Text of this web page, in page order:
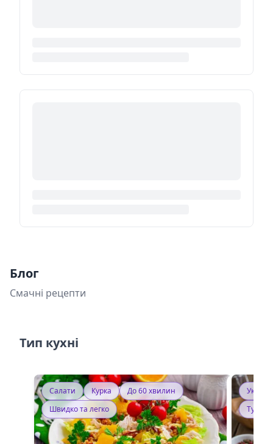
Блог
Смачні рецепти
Тип кухні
Салати Курка
До 60 хвилин
Швидко та легко